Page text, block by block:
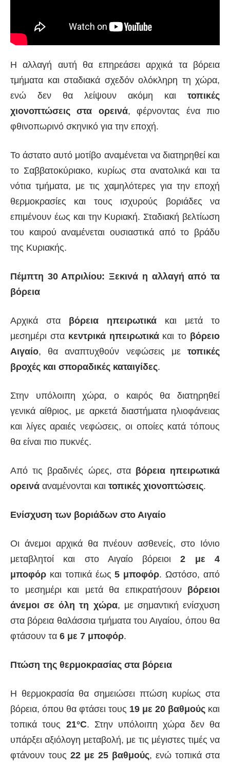
Η αλλαγή αυτή θα επηρεάσει αρχικά τα βόρεια
τμήματα και σταδιακά σχεδόν ολόκληρη τη χώρα,
ενώ δεν θα λείψουν ακόμη και τοπικές
χιονοπτώσεις στα ορεινά, φέρνοντας ένα πιο
φθινοπωρινό σκηνικό για την εποχή.
Το άστατο αυτό μοτίβο αναμένεται να διατηρηθεί και
το Σαββατοκύριακο, κυρίως στα ανατολικά και τα
νότια τμήματα, με τις χαμηλότερες για την εποχή
θερμοκρασίες και τους ισχυρούς βοριάδες να
επιμένουν έως και την Κυριακή. Σταδιακή βελτίωση
του καιρού αναμένεται ουσιαστικά από το βράδυ
της Κυριακής.
Πέμπτη 30 Απριλίου: Ξεκινά η αλλαγή από τα
βόρεια
Αρχικά στα βόρεια ηπειρωτικά και μετά το
μεσημέρι στα κεντρικά ηπειρωτικάκαι το βόρειο
Αιγαίο, θα αναπτυχθούν νεφώσεις με τοπικές
βροχές και σποραδικές καταιγίδες.
Στην υπόλοιπη χώρα, ο καιρός θα διατηρηθεί
γενικά αίθριος, με αρκετά διαστήματα ηλιοφάνειας
και λίγες αραιές νεφώσεις, οι οποίες κατά τόπους
θα είναι πιο πυκνές.
Από τις βραδινές ώρες, στα βόρεια ηπειρωτικά
ορεινά αναμένονται και τοπικές χιονοπτώσεις.
Ενίσχυση των βοριάδων στο Αιγαίο
Οι άνεμοι αρχικά θα πνέουν ασθενείς, στο Ιόνιο
μεταβλητοί και στο Αιγαίο βόρειοι2 με 4
μποφόρ και τοπικά έως5 μποφόρ. Ωστόσο, από
το μεσημέρι και μετά θα επικρατήσουν βόρειοι
άνεμοι σε όλη τη χώρα, με σημαντική ενίσχυση
στα βόρεια θαλάσσια τμήματα του Αιγαίου, όπου θα
φτάσουν τα 6 με 7 μποφόρ.
Πτώση της θερμοκρασίας στα βόρεια
Η θερμοκρασία θα σημειώσει πτώση κυρίως στα
βόρεια, όπου θα φτάσει τους 19 με 20 βαθμούς και
τοπικά τους 21°C. Στην υπόλοιπη χώρα δεν θα
υπάρξει αξιόλογη μεταβολή, με τις μέγιστες τιμές να
φτάνουν τους 22 με 25 βαθμούς, ενώ τοπικά στα